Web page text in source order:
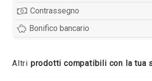
Contrassegno
Bonifico bancario
Altri prodotti compatibili con la tua